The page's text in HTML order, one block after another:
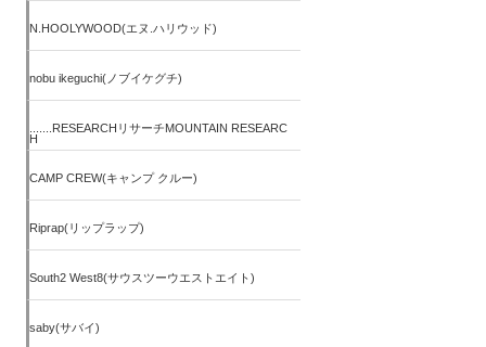
N.HOOLYWOOD(エヌ.ハリウッド)
nobu ikeguchi(ノブイケグチ)
.......RESEARCHリサーチMOUNTAIN RESEARC
H
CAMP CREW(キャンプ クルー)
Riprap(リップラップ)
South2 West8(サウスツーウエストエイト)
saby(サバイ)